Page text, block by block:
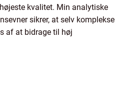
kvalitet. Min analytiske
sikrer, at selv komplekse
af at bidrage til høj